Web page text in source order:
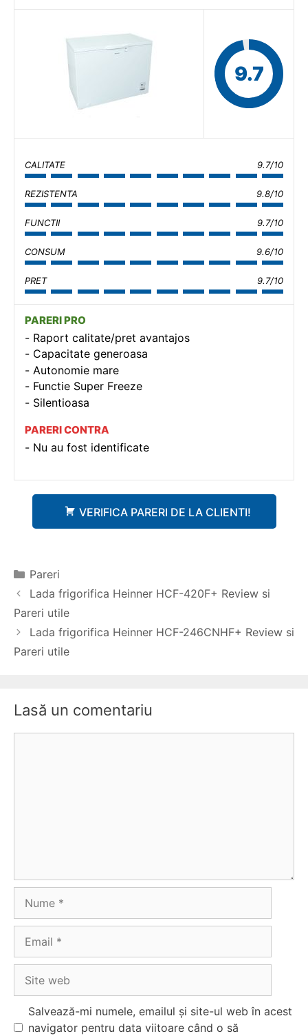
9.7
CALITATE 9.7/10
REZISTENTA 9.8/10
FUNCTII 9.7/10
CONSUM 9.6/10
PRET 9.7/10
PARERI PRO
Raport calitate/pret avantajos
Capacitate generoasa
Autonomie mare
Functie Super Freeze
Silentioasa
PARERI CONTRA
Nu au fost identificate
VERIFICA PARERI DE LA CLIENTI!
Categorii
Pareri
Navigare
în
Lada frigorifica Heinner HCF-420F+ Review si
Pareri utile
Lada frigorifica Heinner HCF-246CNHF+ Review si
Pareri utile
Lasă un comentariu
web
Salvează-mi numele, emailul și site-ul web în acest
navigator pentru data viitoare când o să